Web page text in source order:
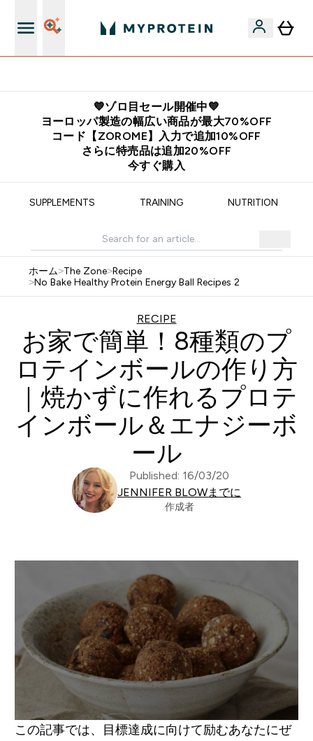
💙ゾロ目セール開催中💙
ヨーロッパ製造の幅広い商品が最大70%OFF
コード【ZOROME】入力で追加10%OFF
さらに特売品は追加20%OFF
今すぐ購入
SUPPLEMENTS TRAINING NUTRITION
ホーム>The Zone>Recipe
>No Bake Healthy Protein Energy Ball Recipes 2
RECIPE
お家で簡単！8種類のプ
ロテインボールの作り方
｜焼かずに作れるプロテ
インボール＆エナジーボ
ール
Published: 16/03/20
JENNIFER BLOWまでに
作成者
この記事では、目標達成に向けて励むあなたにぜ